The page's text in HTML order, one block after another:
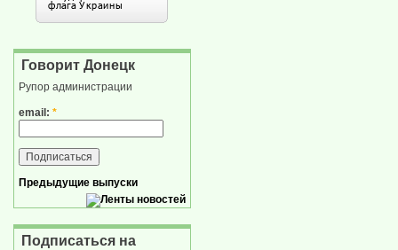
Говорит Донецк
Рупор администрации
email: *
Предыдущие выпуски
Подписаться на